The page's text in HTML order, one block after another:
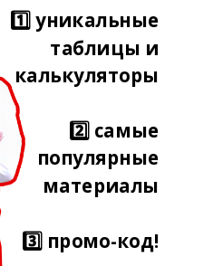
1️⃣ уникальные
таблицы и
калькуляторы
2️⃣ самые
популярные
материалы
3️⃣ промо-код!